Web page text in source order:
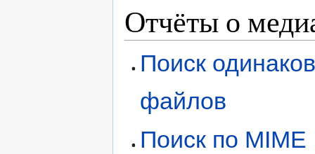
Отчёты о
Поиск
файлов
Поиск по MIME